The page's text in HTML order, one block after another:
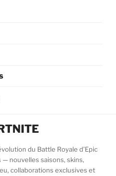
du Battle Royale d’Epic
— nouvelles saisons, skins,
collaborations exclusives et